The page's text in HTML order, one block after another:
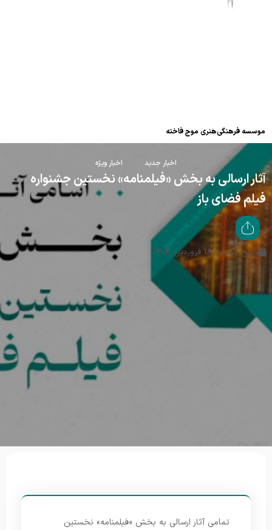
موسسه فرهنگی‌هنری موج فاخته
اخبار جدید اخبار ویژه
آثار ارسالی به بخش «فیلمنامه» نخستین جشنواره
فیلم فضای باز
تاریخ انتشار : ۱۸ فروردین ۱۴۰۴
تمامی آثار ارسالی به بخش «فیلمنامه» نخستین